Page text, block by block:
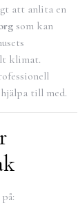
att anlita en
som kan
klimat.
till med.